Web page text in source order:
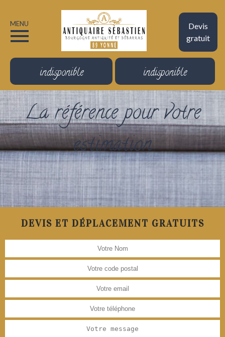
Devis
gratuit
MENU
indisponible indisponible
La référence pour votre
estimation
DEVIS ET DÉPLACEMENT GRATUITS